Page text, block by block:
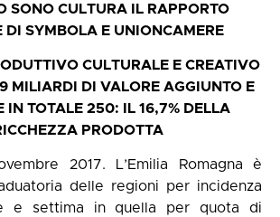
SONO CULTURA IL RAPPORTO
DI SYMBOLA E UNIONCAMERE
CULTURALE E CREATIVO
MILIARDI DI VALORE AGGIUNTO E
IN TOTALE 250: IL 16,7% DELLA
PRODOTTA
2017. L’Emilia Romagna è
delle regioni per incidenza
e settima in quella per quota di